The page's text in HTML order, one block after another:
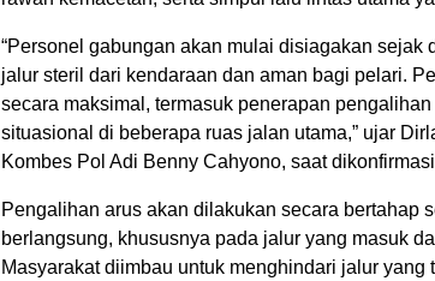
“Personel gabungan akan mulai disiagakan sejak
jalur steril dari kendaraan dan aman bagi pelari.
secara maksimal, termasuk penerapan
situasional di beberapa ruas jalan utama,” ujar
Kombes Pol Adi Benny Cahyono, saat
Pengalihan arus akan dilakukan secara bertahap
berlangsung, khususnya pada jalur yang masuk
Masyarakat diimbau untuk menghindari jalur yang